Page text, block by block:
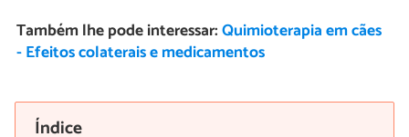
Também lhe pode interessar:Quimioterapia em cães
- Efeitos colaterais e medicamentos
Índice